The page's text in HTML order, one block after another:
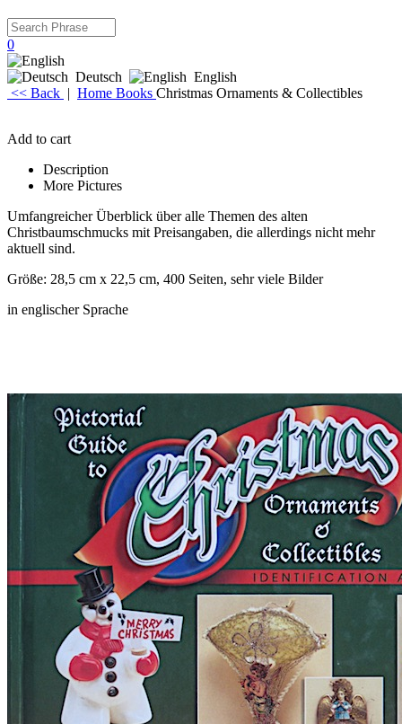
0
Deutsch
English
<< Back | Home Books Christmas Ornaments & Collectibles
Add to cart
Description
More Pictures
Umfangreicher Überblick über alle Themen des alten
Christbaumschmucks mit Preisangaben, die allerdings nicht mehr
aktuell sind.
Größe: 28,5 cm x 22,5 cm, 400 Seiten, sehr viele Bilder
in englischer Sprache